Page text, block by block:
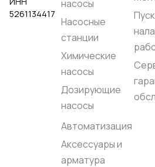
сталь EN 1.4057 (AISI
Родина бренда::
Страна
5261134417
насосы
Насосные
станции
Химические
насосы
Дозирующие
насосы
Автоматизация
Аксессуары и
арматура